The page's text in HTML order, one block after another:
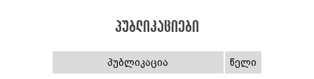
პუბლიკაციები
პუბლიკაცია
წელი